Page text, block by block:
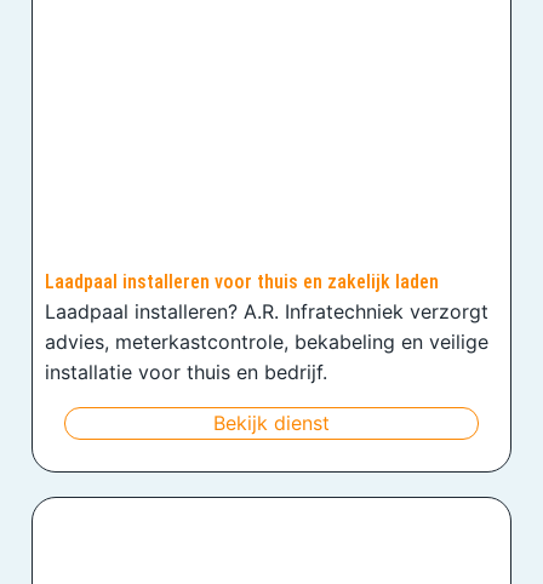
Laadpaal installeren voor thuis en zakelijk laden
Laadpaal installeren? A.R. Infratechniek verzorgt
advies, meterkastcontrole, bekabeling en veilige
installatie voor thuis en bedrijf.
Bekijk dienst